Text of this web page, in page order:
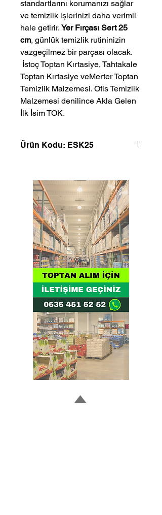
standartlarını korumanızı sağlar
ve temizlik işlerinizi daha verimli
hale getirir. Yer Fırçası Sert 25
cm, günlük temizlik rutininizin
vazgeçilmez bir parçası olacak.
Toptan Kırtasiye veMerter Toptan
Temizlik Malzemesi. Ofis Temizlik
Malzemesi denilince Akla Gelen
İlk İsim TOK.
Ürün Kodu: ESK25